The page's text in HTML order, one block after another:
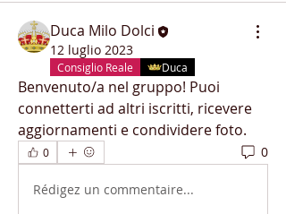
Duca Milo Dolci
12 luglio 2023
Consiglio Reale Duca
Benvenuto/a nel gruppo! Puoi
connetterti ad altri iscritti, ricevere
aggiornamenti e condividere foto.
0 0
Rédigez un commentaire...